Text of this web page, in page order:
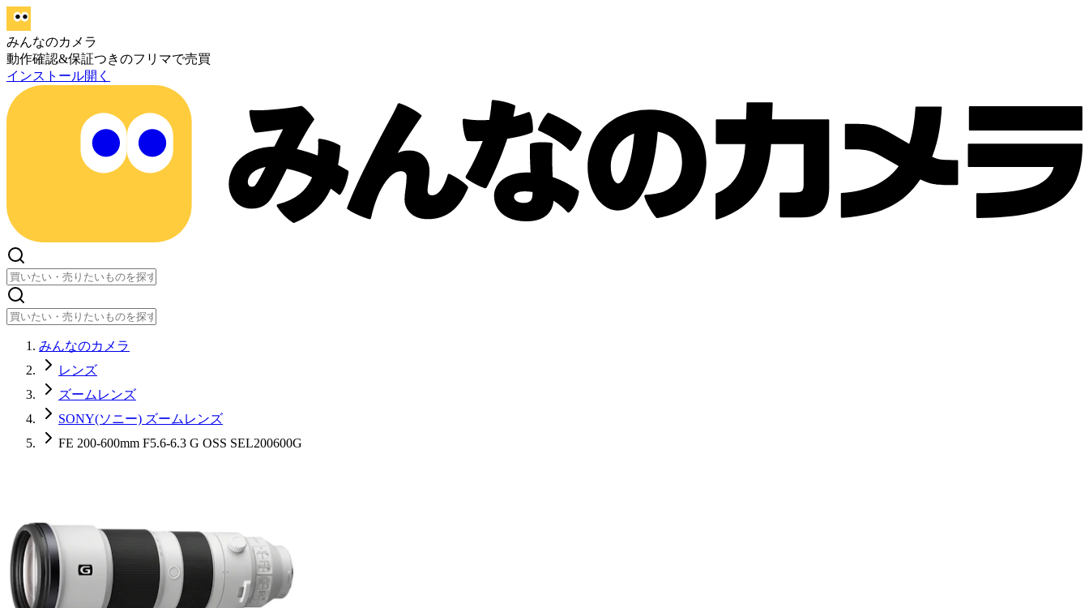
みんなのカメラ
動作確認&保証つきのフリマで売買
インストール開く
みんなのカメラ
レンズ
ズームレンズ
SONY(ソニー) ズームレンズ
FE 200-600mm F5.6-6.3 G OSS SEL200600G